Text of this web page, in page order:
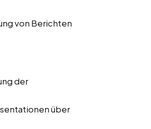
von Berichten
der
über